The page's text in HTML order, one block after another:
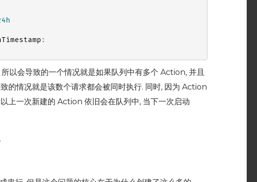
:
会导致的一个情况就是如果队列中有多个 Action, 并且
的情况就是该数个请求都会被同时执行. 同时, 因为 Action
上一次新建的 Action 依旧会在队列中, 当下一次启动